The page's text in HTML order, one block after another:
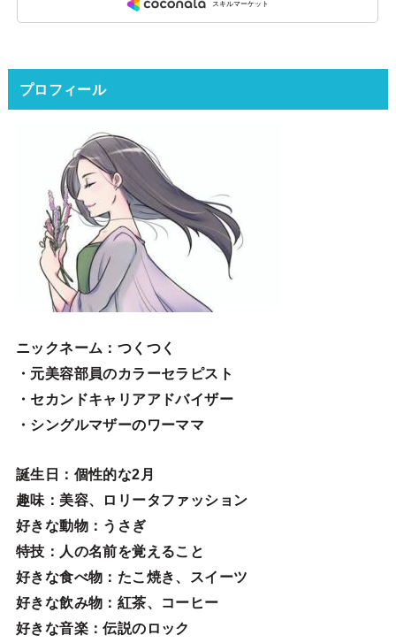
プロフィール
ニックネーム ：つくつく
・元美容部員のカラーセラピスト
・セカンドキャリアアドバイザー
・シングルマザーのワーママ
誕生日 ：個性的な2月
趣味 ：美容、ロリータファッション
好きな動物：うさぎ
特技 ：人の名前を覚えること
好きな食べ物 ：たこ焼き、スイーツ
好きな飲み物：紅茶、コーヒー
好きな音楽：伝説のロック